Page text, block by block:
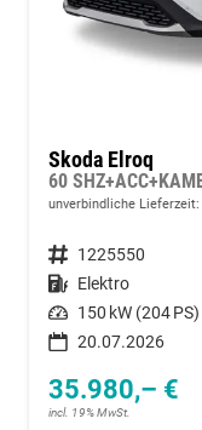
Skoda Elroq
unverbindliche Lieferzeit:
Fahrzeugnummer 1225550
Kraftstoff Elektro
Leistung 150 kW (204 PS)
20.07.2026
35.980,– €
incl. 19% MwSt.